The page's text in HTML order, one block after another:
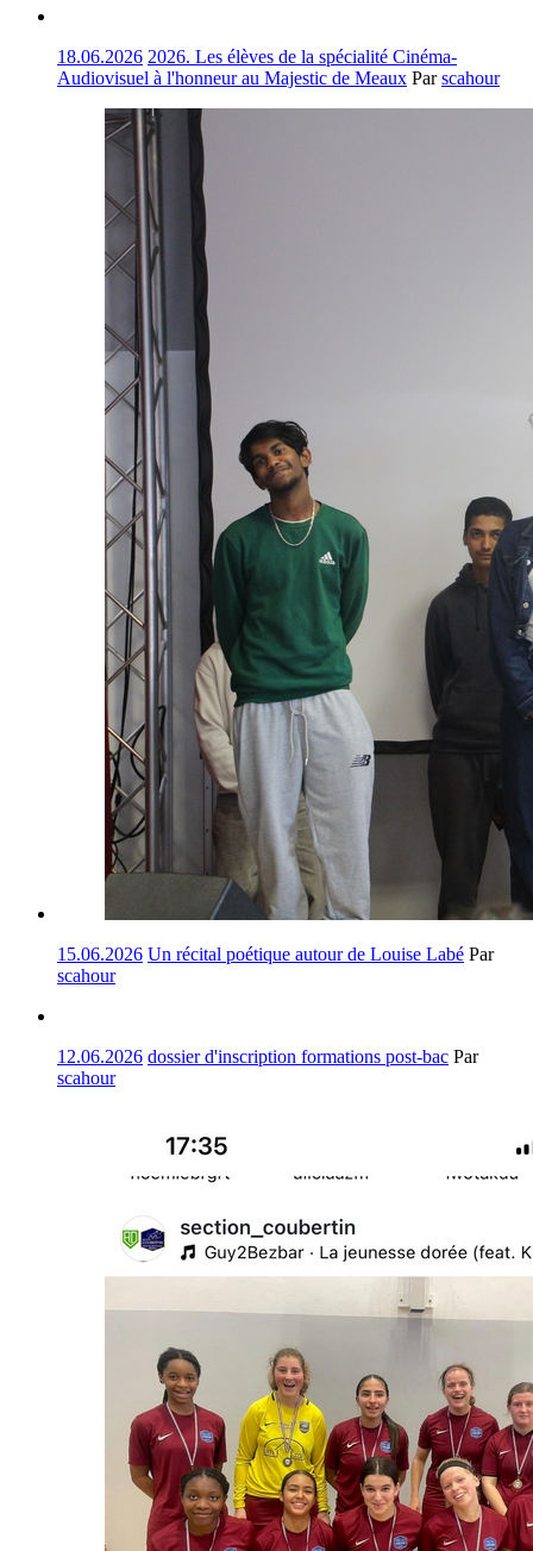
18.06.2026 2026. Les élèves de la spécialité Cinéma-
Audiovisuel à l'honneur au Majestic de Meaux Parscahour
15.06.2026 Un récital poétique autour de Louise Labé Par
scahour
12.06.2026 dossier d'inscription formations post-bac Par
scahour